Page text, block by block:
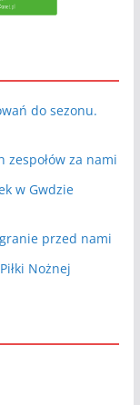
do sezonu.
zespołów za nami
w Gwdzie
przed nami
Nożnej